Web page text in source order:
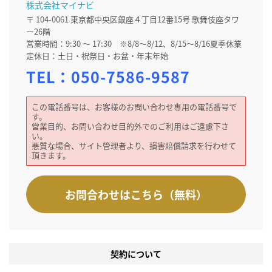
株式会社マイナビ
〒 104-0061 東京都中央区銀座４丁目12番15号 歌舞伎座タワ
ー26階
営業時間：9:30 ～ 17:30 ※8/8～8/12、8/15～8/16夏季休業
定休日：土日・祝祭日・お盆・年末年始
TEL： 050-7586-9587
この電話番号は、お客様のお問い合わせ専用の電話番号で
す。
営業目的、お問い合わせ目的外でのご利用はご遠慮下さ
い。
悪質な場合、サイト管理者より、損害賠償請求を行わせて
頂きます。
お問合わせはこちら（無料）
契約について